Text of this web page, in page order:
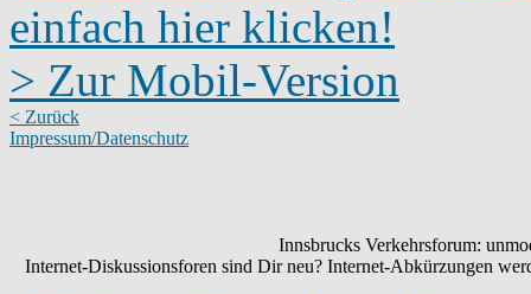
einfach hier klicken!
> Zur Mobil-Version
< Zurück
Impressum/Datenschutz
Innsbrucks Verkehrsforum:
Internet-Diskussionsforen sind Dir neu? Internet-Abkürzungen